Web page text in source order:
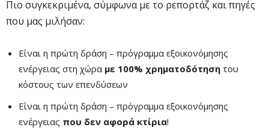
Πιο συγκεκριμένα, σύμφωνα με το ρεπορτάζ και πηγές
που μας μιλήσαν:
Είναι η πρώτη δράση – πρόγραμμα εξοικονόμησης
ενέργειας στη χώρα με 100% χρηματοδότηση του
κόστους των επενδύσεων
Είναι η πρώτη δράση – πρόγραμμα εξοικονόμησης
ενέργειας που δεν αφορά κτίρια!